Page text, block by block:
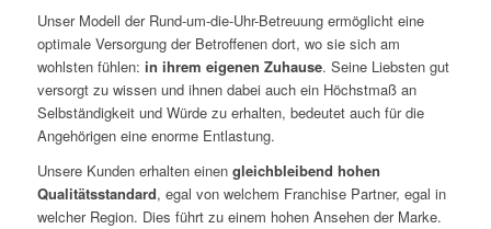
Unser Modell der Rund-um-die-Uhr-Betreuung ermöglicht eine
optimale Versorgung der Betroffenen dort, wo sie sich am
wohlsten fühlen: in ihrem eigenen Zuhause. Seine Liebsten gut
versorgt zu wissen und ihnen dabei auch ein Höchstmaß an
Selbständigkeit und Würde zu erhalten, bedeutet auch für die
Angehörigen eine enorme Entlastung.
Unsere Kunden erhalten einen gleichbleibend hohen
Qualitätsstandard, egal von welchem Franchise Partner, egal in
welcher Region. Dies führt zu einem hohen Ansehen der Marke.